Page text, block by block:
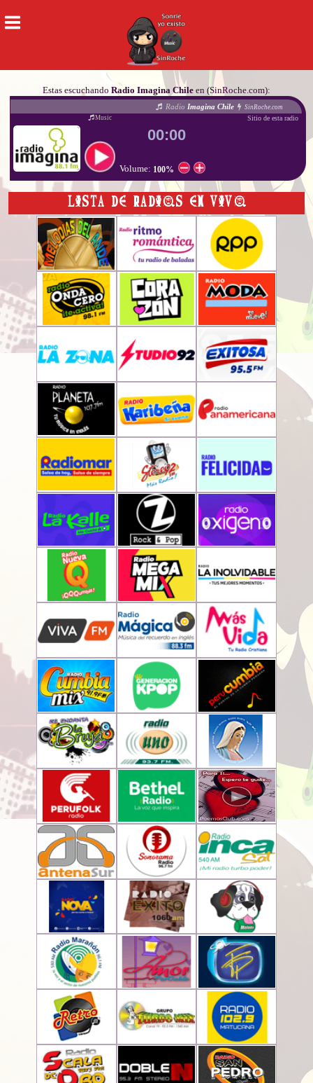
Estas escuchando Radio Imagina Chile en (SinRoche.com):
RadioImagina Chile
SinRoche.com
Music
Sitio de esta radio
Volume: 100%
00:00
LISTA DE RADIOS EN VIVO